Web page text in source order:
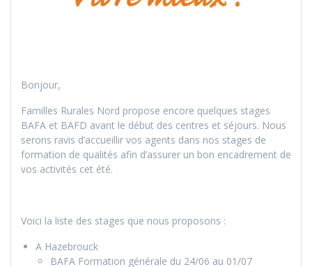
Bonjour,
Familles Rurales Nord propose encore quelques stages
BAFA et BAFD avant le début des centres et séjours. Nous
serons ravis d’accueillir vos agents dans nos stages de
formation de qualités afin d’assurer un bon encadrement de
vos activités cet été.
Voici la liste des stages que nous proposons :
A Hazebrouck
BAFA Formation générale du 24/06 au 01/07